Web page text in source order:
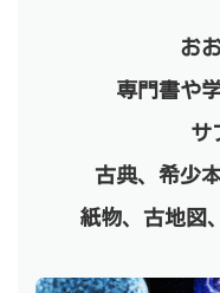
お
専門書や
サ
古典、 希少
紙物、古地図